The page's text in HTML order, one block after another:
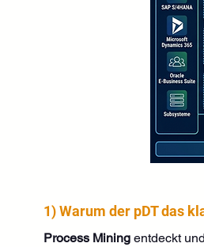
1) Warum der pDT das
Process Mining entdeckt